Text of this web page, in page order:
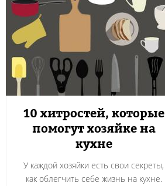
10 хитростей, которые
помогут хозяйке на
кухне
У каждой хозяйки есть свои секреты,
как облегчить себе жизнь на кухне.